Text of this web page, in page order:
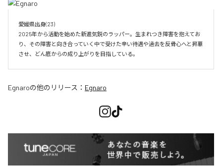
愛媛県出身(23)
2025年から活動を始めた新進気鋭のラッパー。生まれつき障害を抱えてお
り、その障害と向き合っていく中で受けた辛い待遇や過去を反骨心へと昇華
させ、どん底からの成り上がりを目指している。
Egnaroの他のリリース： Egnaro